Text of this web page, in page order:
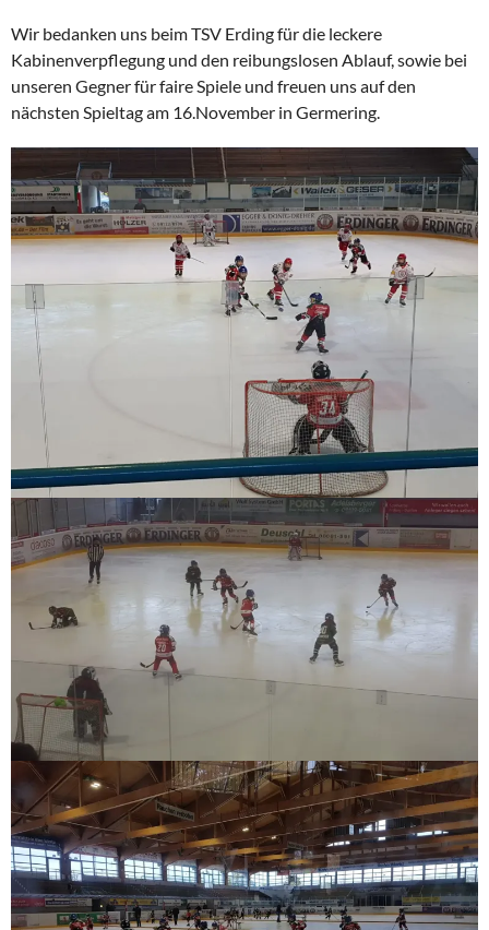
Wir bedanken uns beim TSV Erding für die leckere
Kabinenverpflegung und den reibungslosen Ablauf, sowie bei
unseren Gegner für faire Spiele und freuen uns auf den
nächsten Spieltag am 16.November in Germering.